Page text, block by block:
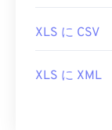
XLS に CSV
XLS に XML